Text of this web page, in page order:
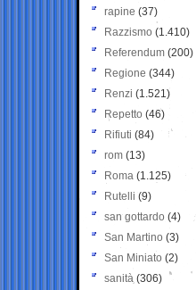
rapine (37)
Razzismo (1.410)
Referendum (200)
Regione (344)
Renzi (1.521)
Repetto (46)
Rifiuti (84)
rom (13)
Roma (1.125)
Rutelli (9)
san gottardo (4)
San Martino (3)
San Miniato (2)
sanità (306)